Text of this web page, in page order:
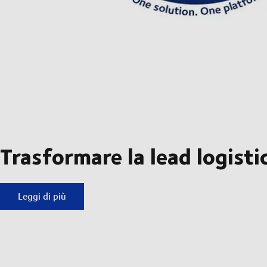
Trasformare la lead
Trasformare la lead logistics
Leggi di più